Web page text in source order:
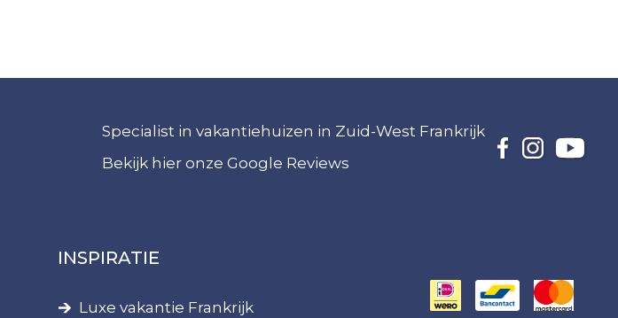
Specialist in vakantiehuizen in Zuid-West Frankrijk
Bekijk hier onze Google Reviews
INSPIRATIE
Luxe vakantie Frankrijk